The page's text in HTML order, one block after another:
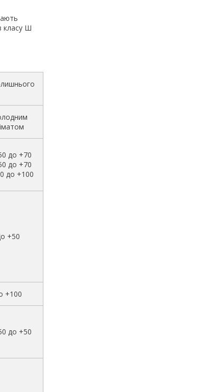
класу Ш
до +70
до +70
до +100
+50
+100
до +50